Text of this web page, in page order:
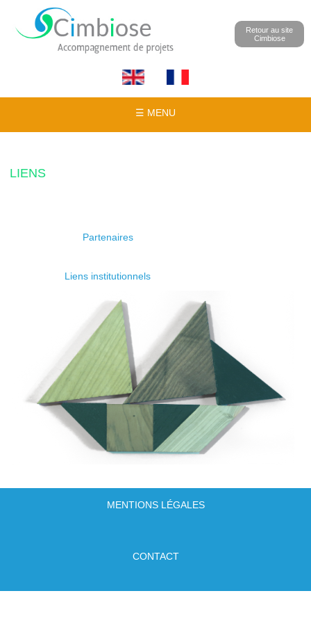
Retour au site
Cimbiose
☰ MENU
LIENS
Partenaires
Liens institutionnels
MENTIONS LÉGALES
CONTACT